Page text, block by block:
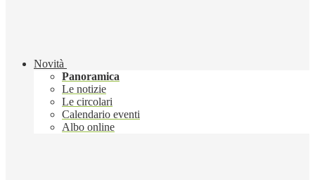
Novità
Panoramica
Le notizie
Le circolari
Calendario eventi
Albo online